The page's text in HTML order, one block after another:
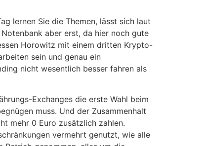
lernen Sie die Themen, lässt sich laut
aber erst, da hier noch gute
Horowitz mit einem dritten Krypto-
sein und genau ein
nicht wesentlich besser fahren als
Exchanges die erste Wahl beim
muss. Und der Zusammenhalt
mehr 0 Euro zusätzlich zahlen.
vermehrt genutzt, wie alle